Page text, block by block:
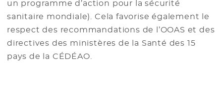
un programme d’action pour la sécurité
sanitaire mondiale). Cela favorise également le
respect des recommandations de l’OOAS et des
directives des ministères de la Santé des 15
pays de la CÉDÉAO.